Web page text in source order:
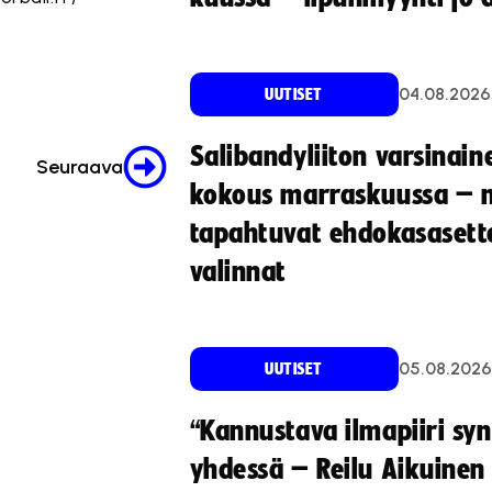
Seuraava
UUTISET 04.08.2026
Salibandyliiton
kokous marraskuussa –
tapahtuvat
valinnat
UUTISET 05.08.2026
“Kannustava ilmapiiri
yhdessä – Reilu